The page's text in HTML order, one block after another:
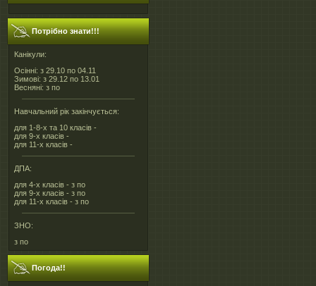
Потрібно знати!!!
Канікули:
Осінні: з 29.10 по 04.11
Зимові: з 29.12 по 13.01
Весняні: з по
Навчальний рік закінчується:
для 1-8-х та 10 класів -
для 9-х класів -
для 11-х класів -
ДПА:
для 4-х класів - з по
для 9-х класів - з по
для 11-х класів - з по
ЗНО:
з по
Погода!!